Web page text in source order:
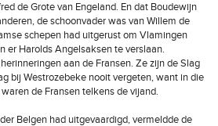
de Grote van Engeland. En dat Boudewijn
de schoonvader was van Willem de
schepen had uitgerust om Vlamingen
er Harolds Angelsaksen te verslaan.
aan de Fransen. Ze zijn de Slag
bij Westrozebeke nooit vergeten, want in die
de Fransen telkens de vijand.
Belgen had uitgevaardigd, vermeldde de